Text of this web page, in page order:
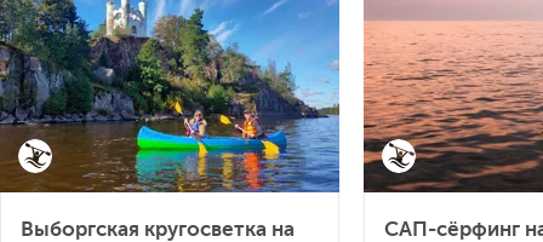
Выборгская кругосветка на
САП-сёрфинг